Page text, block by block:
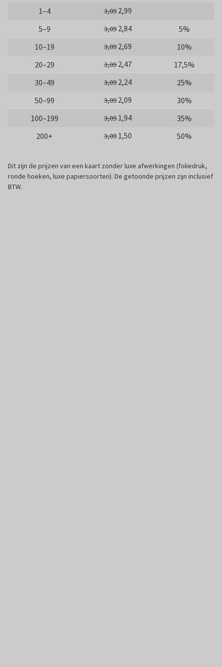
1–4 3,09 2,99
5–9
3,09 2,84
5%
10–19
3,09 2,69
10%
20–29
3,09 2,47
17,5%
30–49
3,09 2,24
25%
50–99
3,09 2,09
30%
100–199
3,09 1,94
35%
200+
3,09 1,50 50%
Dit zijn de prijzen van een kaart zonder luxe afwerkingen (foliedruk,
ronde hoeken, luxe papiersoorten). De getoonde prijzen zijn inclusief
BTW.